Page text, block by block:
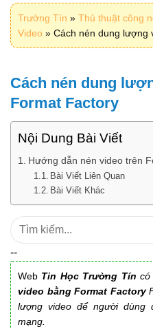
Trường Tín » Thủ thuật công
Video » Cách nén dung lượng
Cách nén dung
Format Factory
Nội Dung Bài Viết
Hướng dẫn nén video trên
Bài Viết Liên Quan
Bài Viết Khác
Tìm
--
Web Tin Học Trường Tíncó
video bằng Format Factory
lượng video để người dùng
mạng.